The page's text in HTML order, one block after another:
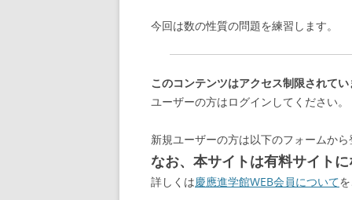
今回は数の性質の問題を練習します。
このコンテンツはアクセス制限されてい
ユーザーの方はログインしてください。
新規ユーザーの方は以下のフォームか
なお、本サイトは有料サイト
詳しくは慶應進学館WEB会員について